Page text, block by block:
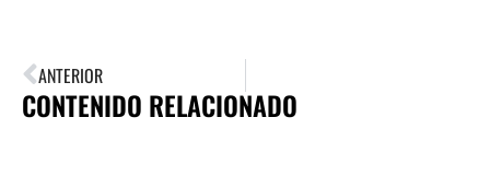
ANTERIOR
CONTENIDO RELACIONADO